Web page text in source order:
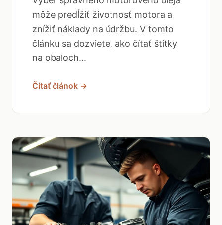
môže predĺžiť životnosť motora a
znížiť náklady na údržbu. V tomto
článku sa dozviete, ako čítať štítky
na obaloch...
Čítať článok →